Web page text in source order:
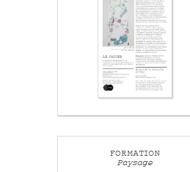
FORMATION
Paysage